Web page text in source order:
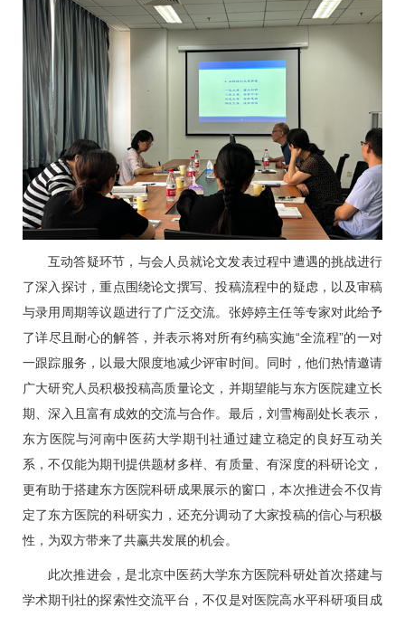
互动答疑环节，与会人员就论文发表过程中遭遇的挑战进行
了深入探讨，重点围绕论文撰写、投稿流程中的疑虑，以及审稿
与录用周期等议题进行了广泛交流。张婷婷主任等专家对此给予
了详尽且耐心的解答，并表示将对所有约稿实施“全流程”的一对
一跟踪服务，以最大限度地减少评审时间。同时，他们热情邀请
广大研究人员积极投稿高质量论文，并期望能与东方医院建立长
期、深入且富有成效的交流与合作。最后，刘雪梅副处长表示，
东方医院与河南中医药大学期刊社通过建立稳定的良好互动关
系，不仅能为期刊提供题材多样、有质量、有深度的科研论文，
更有助于搭建东方医院科研成果展示的窗口，本次推进会不仅肯
定了东方医院的科研实力，还充分调动了大家投稿的信心与积极
性，为双方带来了共赢共发展的机会。
此次推进会，是北京中医药大学东方医院科研处首次搭建与
学术期刊社的探索性交流平台，不仅是对医院高水平科研项目成